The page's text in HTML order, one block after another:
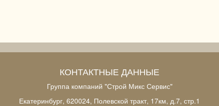
КОНТАКТНЫЕ ДАННЫЕ
Группа компаний "Строй Микс Сервис"
Екатеринбург, 620024, Полевской тракт, 17км, д.7, стр.1